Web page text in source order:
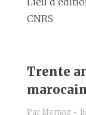
CNRS
Trente
Par lifemoz